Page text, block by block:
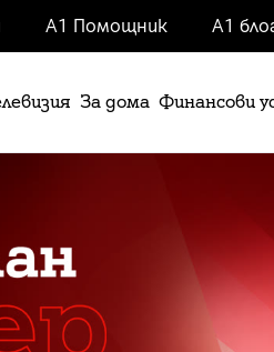
А1 Помощник А1
За дома Финансови